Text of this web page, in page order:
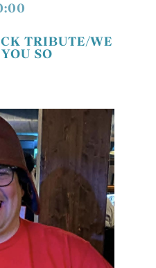
TRIBUTE/WE
SO